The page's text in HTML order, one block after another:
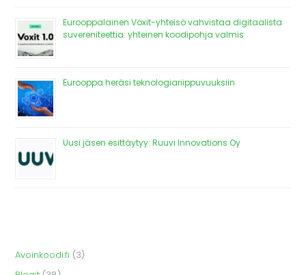
Eurooppalainen Voxit-yhteisö vahvistaa digitaalista
suvereniteettia: yhteinen koodipohja valmis
Eurooppa heräsi teknologiariippuvuuksiin
Uusi jäsen esittäytyy: Ruuvi Innovations Oy
Avoinkoodi.fi (3)